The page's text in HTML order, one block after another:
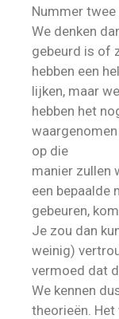
Nummer twee
We denken
gebeurd is of
hebben een
lijken, maar
hebben het
op die
manier zullen
een bepaalde
gebeuren,
Je zou dan
weinig)
vermoed dat
We kennen
theorieën. Het